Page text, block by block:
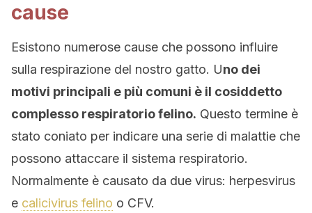
cause
Esistono numerose cause che possono influire
sulla respirazione del nostro gatto. Uno dei
motivi principali e più comuni è il cosiddetto
complesso respiratorio felino. Questo termine è
stato coniato per indicare una serie di malattie che
possono attaccare il sistema respiratorio.
Normalmente è causato da due virus: herpesvirus
e calicivirus felino o CFV.